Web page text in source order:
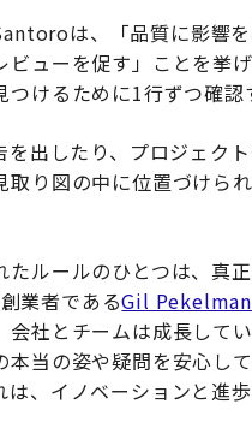
は、「品質に影響
ューを促す」ことを挙
けるために1行ずつ確認
出したり、プロジェク
取り図の中に位置づけら
たルールのひとつは、真
業者であるGil Pekelman
会社とチームは成長して
当の姿や疑問を安心し
、イノベーションと進歩